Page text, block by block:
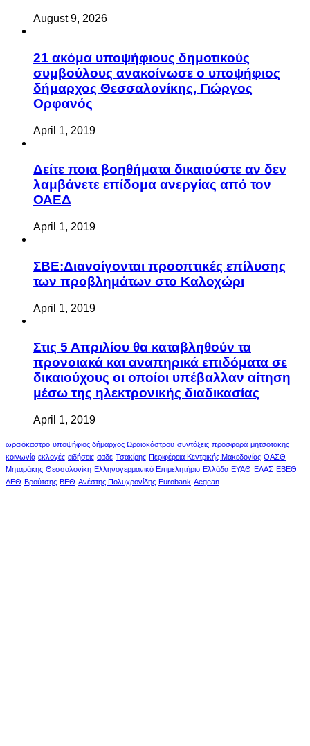
August 9, 2026
21 ακόμα υποψήφιους δημοτικούς
συμβούλους ανακοίνωσε ο υποψήφιος
δήμαρχος Θεσσαλονίκης, Γιώργος
Ορφανός
April 1, 2019
Δείτε ποια βοηθήματα δικαιούστε αν δεν
λαμβάνετε επίδομα ανεργίας από τον
ΟΑΕΔ
April 1, 2019
ΣΒΕ:Διανοίγονται προοπτικές επίλυσης
των προβλημάτων στο Καλοχώρι
April 1, 2019
Στις 5 Απριλίου θα καταβληθούν τα
προνοιακά και αναπηρικά επιδόματα σε
δικαιούχους οι οποίοι υπέβαλλαν αίτηση
μέσω της ηλεκτρονικής διαδικασίας
April 1, 2019
ωραιόκαστρο υποψήφιος δήμαρχος Ωραιοκάστρου συντάξεις προσφορά μητσοτακης
κοινωνία εκλογές ειδήσεις ααδε Τσακίρης Περιφέρεια Κεντρικής Μακεδονίας ΟΑΣΘ
Μηταράκης Θεσσαλονίκη Ελληνογερμανικό Επιμελητήριο Ελλάδα ΕΥΑΘ ΕΛΑΣ ΕΒΕΘ
ΔΕΘ Βρούτσης ΒΕΘ Ανέστης Πολυχρονίδης Eurobank Aegean